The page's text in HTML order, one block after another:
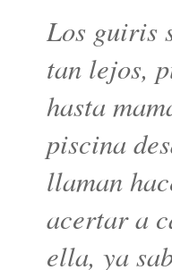
Los guiris
tan lejos,
hasta
piscina
llaman
acertar a
ella, ya